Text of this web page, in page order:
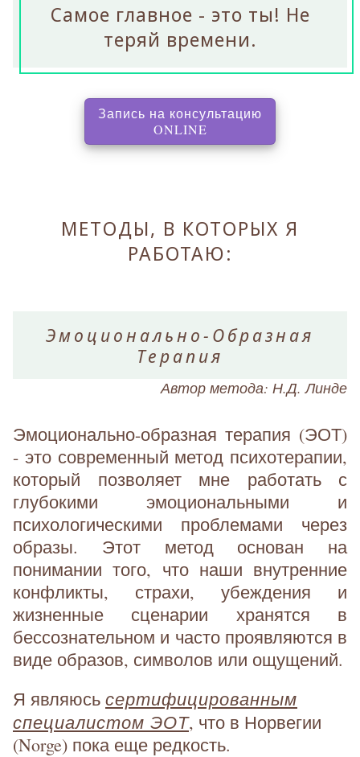
Самое главное - это ты! Не
теряй времени.
Запись на консультацию
ONLINE, перенаправляет на
МЕТОДЫ, В КОТОРЫХ Я
РАБОТАЮ:
Эмоционально-Образная
Терапия
Автор метода: Н.Д. Линде
Эмоционально-образная терапия (ЭОТ)
- это современный метод психотерапии,
который позволяет мне работать с
глубокими эмоциональными и
психологическими проблемами через
образы. Этот метод основан на
понимании того, что наши внутренние
конфликты, страхи, убеждения и
жизненные сценарии хранятся в
бессознательном и часто проявляются в
виде образов, символов или ощущений.
Я являюсь сертифицированным
специалистом ЭОТ, что в Норвегии
(Norge) пока еще редкость.